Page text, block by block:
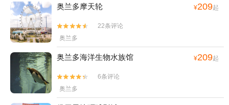
奥兰多摩天轮 ¥209起


22条评论
奥兰多
奥兰多海洋生物水族馆 ¥209起


6条评论
奥兰多